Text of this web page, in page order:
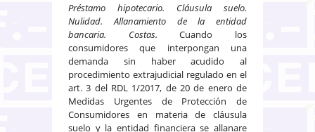
Préstamo hipotecario. Cláusula suelo.
Nulidad. Allanamiento de la entidad
bancaria. Costas. Cuando los
consumidores que interpongan una
demanda sin haber acudido al
procedimiento extrajudicial regulado en el
art. 3 del RDL 1/2017, de 20 de enero de
Medidas Urgentes de Protección de
Consumidores en materia de cláusula
suelo y la entidad financiera se allanare